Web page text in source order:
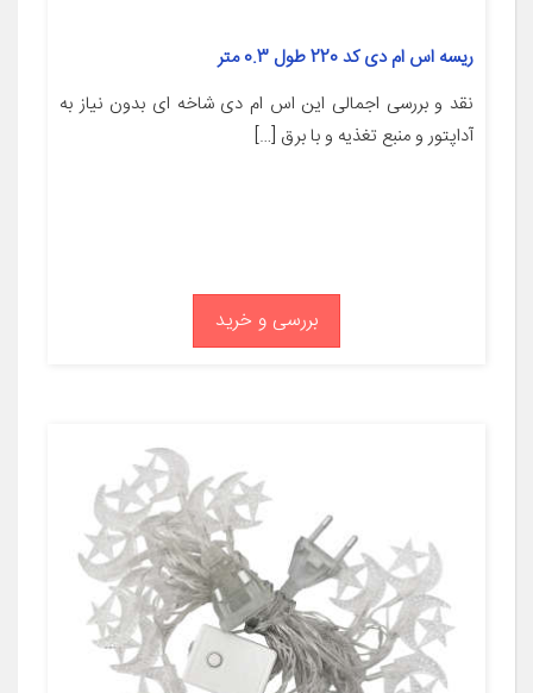
ریسه اس ام دی کد 220 طول 0.3 متر
نقد و بررسی اجمالی این اس ام دی شاخه ای بدون نیاز به
آداپتور و منبع تغذیه و با برق […]
بررسی و خرید